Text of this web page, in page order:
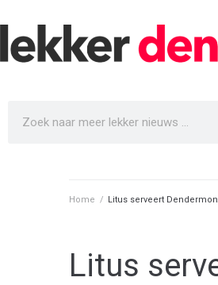
Home / Litus serveert
Litus